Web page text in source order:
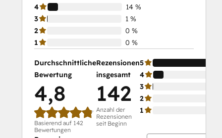
4
14 %
3
1 %
2
0 %
1
0 %
Durchschnittliche
Bewertung
4,8
Basierend auf 142
Bewertungen
Rezensionen
insgesamt
142
Anzahl der
Rezensionen
seit Beginn
5
4
3
2
1